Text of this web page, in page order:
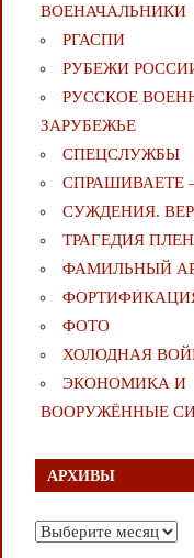
ВОЕНАЧАЛЬНИКИ
РГАСПИ
РУБЕЖИ
РУССКОЕ
ЗАРУБЕЖЬЕ
СПЕЦСЛУЖБЫ
СПРАШИВАЕТЕ
СУЖДЕНИЯ.
ТРАГЕДИЯ
ФАМИЛЬНЫЙ
ФОТО
ХОЛОДНАЯ
ЭКОНОМИКА И
ВООРУЖЁННЫЕ
АРХИВЫ
Архивы